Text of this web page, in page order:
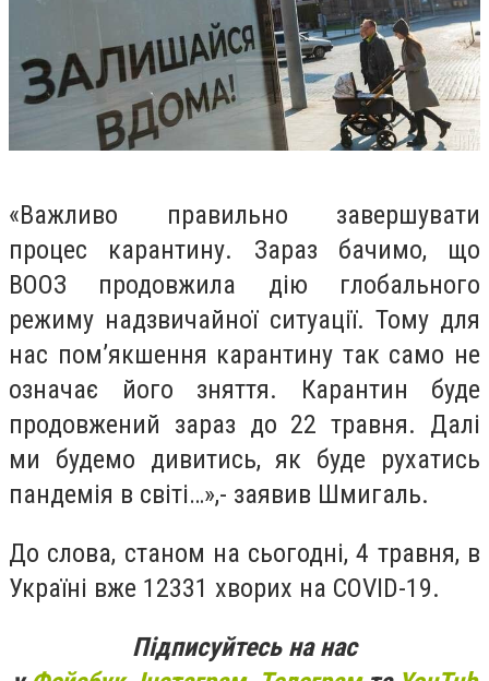
«Важливо правильно завершувати
процес карантину. Зараз бачимо, що
ВООЗ продовжила дію глобального
режиму надзвичайної ситуації. Тому для
нас пом’якшення карантину так само не
означає його зняття. Карантин буде
продовжений зараз до 22 травня. Далі
ми будемо дивитись, як буде рухатись
пандемія в світі…»,- заявив Шмигаль.
До слова, станом на сьогодні, 4 травня, в
Україні вже 12331 хворих на COVID-19.
Підписуйтесь на нас